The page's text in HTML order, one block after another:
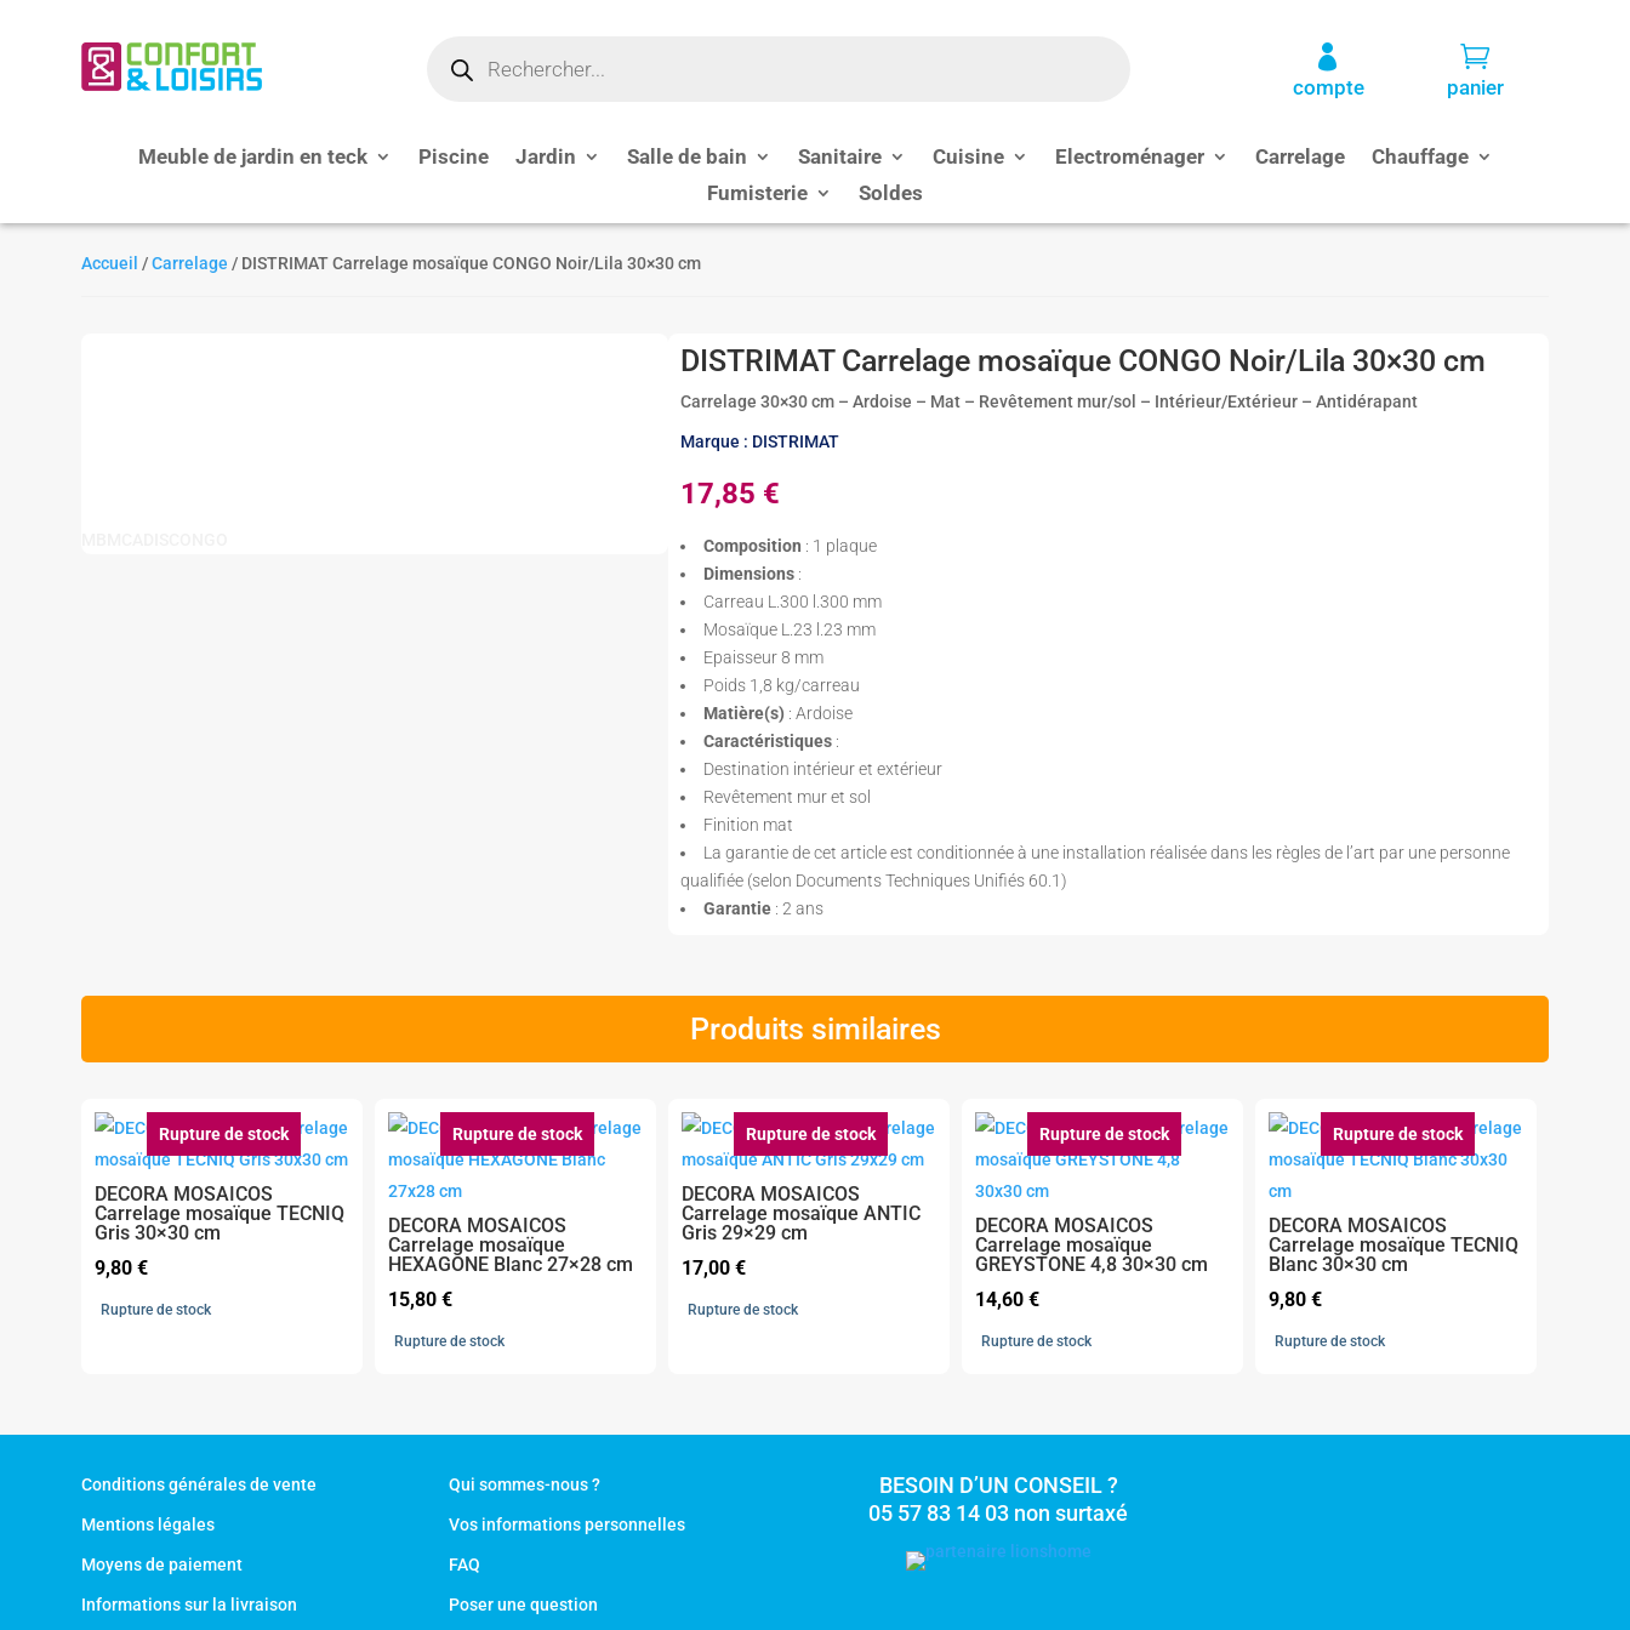
produits

compte

panier
Meuble de jardin en teck Piscine Jardin Salle de bain Sanitaire Cuisine Electroménager Carrelage
Chauffage
Fumisterie
Soldes
Accueil /Carrelage / DISTRIMAT Carrelage mosaïque CONGO Noir/Lila 30×30 cm
DISTRIMAT Carrelage mosaïque CONGO Noir/Lila 30×30 cm
Carrelage 30×30 cm – Ardoise – Mat – Revêtement mur/sol – Intérieur/Extérieur – Antidérapant
Marque : DISTRIMAT
17,85 €
Composition : 1 plaque
Dimensions :
Carreau L.300 l.300 mm
Mosaïque L.23 l.23 mm
Epaisseur 8 mm
Poids 1,8 kg/carreau
Matière(s) : Ardoise
Caractéristiques :
Destination intérieur et extérieur
Revêtement mur et sol
Finition mat
La garantie de cet article est conditionnée à une installation réalisée dans les règles de l’art par une personne
qualifiée (selon Documents Techniques Unifiés 60.1)
Garantie : 2 ans
Produits similaires
Rupture de stock
DECORA MOSAICOS
Carrelage mosaïque TECNIQ
Gris 30×30 cm
9,80€
Rupture de stock
Rupture de stock
DECORA MOSAICOS
Carrelage mosaïque
HEXAGONE Blanc 27×28 cm
15,80€
Rupture de stock
Rupture de stock
DECORA MOSAICOS
Carrelage mosaïque ANTIC
Gris 29×29 cm
17,00€
Rupture de stock
Rupture de stock
DECORA MOSAICOS
Carrelage mosaïque
GREYSTONE 4,8 30×30 cm
14,60 €
Rupture de stock
Rupture de stock
DECORA MOSAICOS
Carrelage mosaïque TECNIQ
Blanc 30×30 cm
9,80 €
Rupture de stock
Conditions générales de vente
Mentions légales
Moyens de paiement
Informations sur la livraison
Qui sommes-nous ?
Vos informations personnelles
FAQ
Poser une question
BESOIN D’UN CONSEIL ?
05 57 83 14 03 non surtaxé